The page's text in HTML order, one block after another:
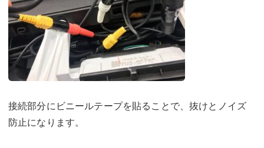
接続部分にビニールテープを貼ることで、抜けとノイズ
防止になります。